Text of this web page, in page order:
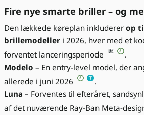
Fire nye smarte briller – og
Den lækkede køreplan inkluderer op
brillemodeller i 2026, hver med et
forventet lanceringsperiode
.
Modelo – En entry-level model, der
allerede i juni 2026
.
Luna – Forventes til efteråret,
af det nuværende Ray-Ban Meta-